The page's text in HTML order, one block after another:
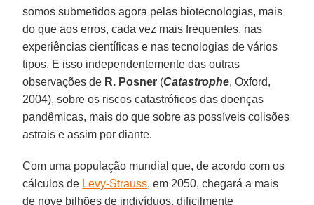
somos submetidos agora pelas biotecnologias, mais
do que aos erros, cada vez mais frequentes, nas
experiências científicas e nas tecnologias de vários
tipos. E isso independentemente das outras
observações de R. Posner (Catastrophe, Oxford,
2004), sobre os riscos catastróficos das doenças
pandêmicas, mais do que sobre as possíveis colisões
astrais e assim por diante.
Com uma população mundial que, de acordo com os
cálculos de Levy-Strauss, em 2050, chegará a mais
de nove bilhões de indivíduos, dificilmente